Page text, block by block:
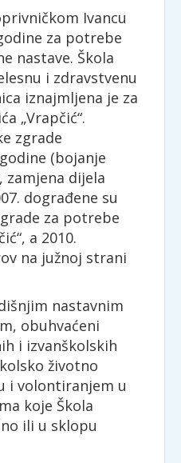
Ivancu
za potrebe
nastave. Škola
i zdravstvenu
iznajmljena je za
„Vrapčić“.
zgrade
(bojanje
zamjena dijela
dograđene su
za potrebe
a 2010.
na južnoj strani
nastavnim
obuhvaćeni
i izvanškolskih
životno
i volontiranjem u
koje Škola
ili u sklopu